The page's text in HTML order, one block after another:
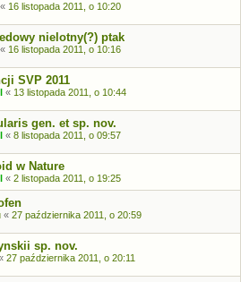
« 16 listopada 2011, o 10:20
nielotny(?) ptak
« 16 listopada 2011, o 10:16
SVP 2011
« 13 listopada 2011, o 10:44
gen. et sp. nov.
« 8 listopada 2011, o 09:57
w Nature
« 2 listopada 2011, o 19:25
« 27 października 2011, o 20:59
sp. nov.
27 października 2011, o 20:11